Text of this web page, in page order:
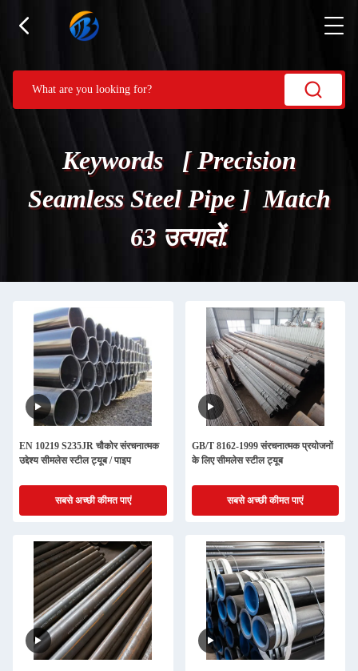
Keywords [ Precision
Seamless Steel Pipe ] Match
63 उत्पादों.
EN 10219 S235JR चौकोर संरचनात्मक
उद्देश्य सीमलेस स्टील ट्यूब / पाइप
सबसे अच्छी कीमत पाएं
GB/T 8162-1999 संरचनात्मक प्रयोजनों
के लिए सीमलेस स्टील ट्यूब
सबसे अच्छी कीमत पाएं